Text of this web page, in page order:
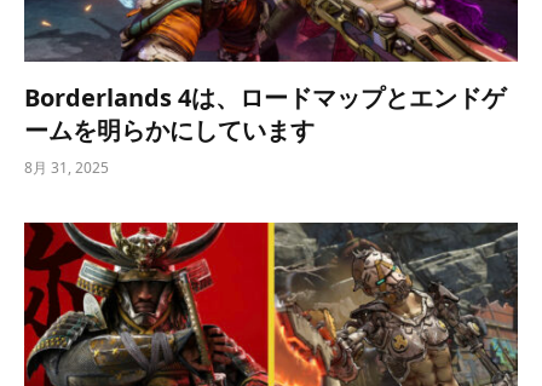
Borderlands 4は、ロードマップとエンドゲ
ームを明らかにしています
8月 31, 2025